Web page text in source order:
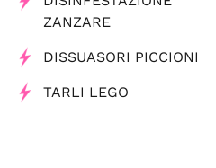
ZANZARE
DISSUASORI PICCIONI
TARLI LEGO